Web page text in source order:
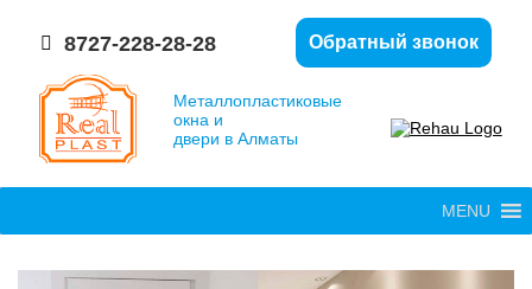
Обратный звонок
8727-228-28-28
Металлопластиковые
окна и
двери в Алматы
MENU